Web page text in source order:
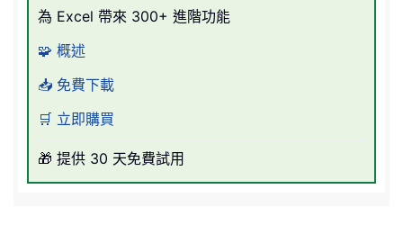
為 Excel 帶來 300+ 進階功能
🧩 概述
📥 免費下載
🛒 立即購買
🎁 提供 30 天免費試用